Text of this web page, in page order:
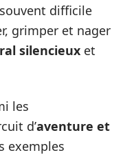
difficile
grimper et nager
silencieux et
les
d’aventure et
exemples